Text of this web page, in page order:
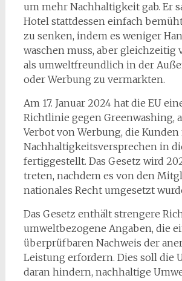
um mehr Nachhaltigkeit gab. Er
Hotel stattdessen einfach
zu senken, indem es weniger
waschen muss, aber gleichzeitig
als umweltfreundlich in der
oder Werbung zu vermarkten.
Am 17. Januar 2024 hat die EU
Richtlinie gegen Greenwashing,
Verbot von Werbung, die
Nachhaltigkeitsversprechen in
fertiggestellt. Das Gesetz wird
treten, nachdem es von den
nationales Recht umgesetzt
Das Gesetz enthält strengere
umweltbezogene Angaben, die
überprüfbaren Nachweis der
Leistung erfordern. Dies soll die
daran hindern, nachhaltige